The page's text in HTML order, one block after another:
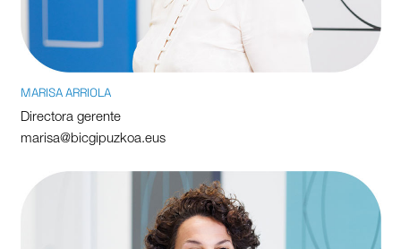
MARISA ARRIOLA
Directora gerente
marisa@bicgipuzkoa.eus